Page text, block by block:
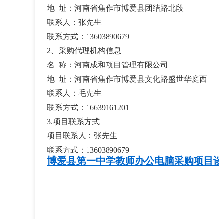
地 址：河南省焦作市博爱县团结路北段
联系人： 张先生
联系方式 ： 13603890679
2、采购代理机构信息
名 称： 河南成和项目管理有限公司
地 址：河南省焦作市博爱县文化路盛世华庭西
联系人： 毛先生
联系方式 ： 16639161201
3.项目联系方式
项目 联系人： 张先生
联系方式 ： 13603890679
博爱县第一中学教师办公电脑采购项目